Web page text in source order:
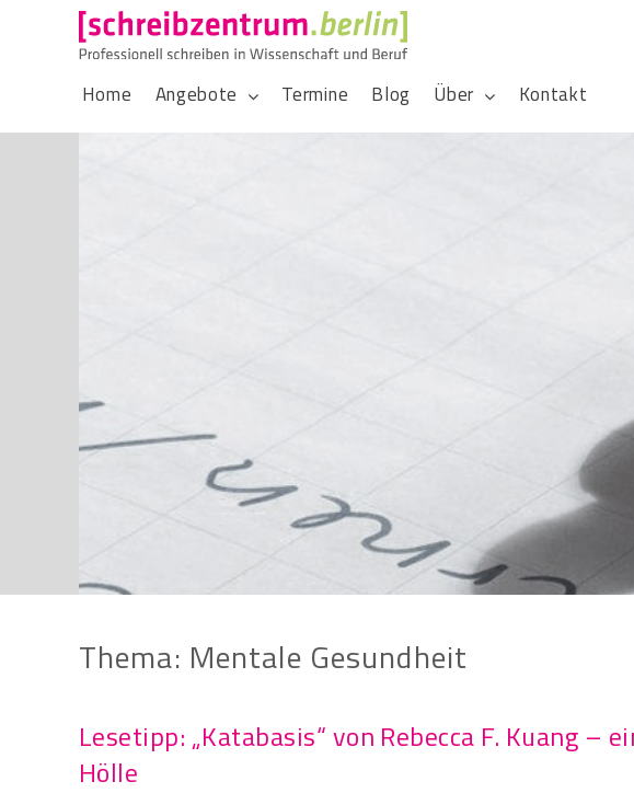
Home Angebote Termine Blog Über Kontakt
Thema: Mentale Gesundheit
Lesetipp: „Katabasis“ von Rebecca F. Kuang –
Hölle